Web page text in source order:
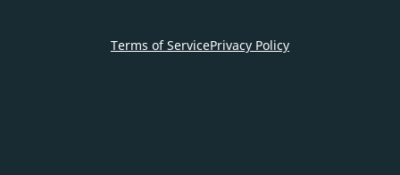
Terms of ServicePrivacy Policy